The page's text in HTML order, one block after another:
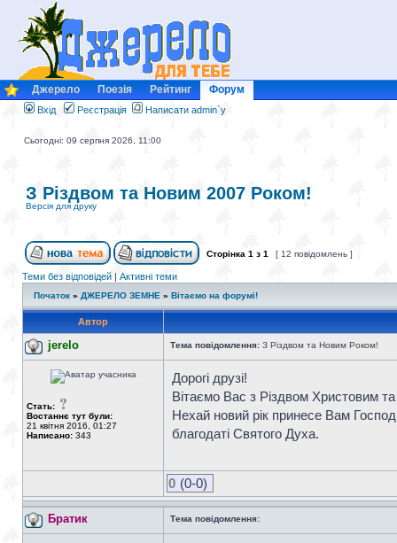
Джерело Поезія Рейтинг Форум
Вхід Реєстрація Написати admin`у
Сьогодні: 09 серпня 2026, 11:00
З Різдвом та Новим 2007 Роком!
Версія для друку
Сторінка 1 з 1 [ 12 повідомлень ]
Теми без відповідей | Активні теми
Початок » ДЖЕРЕЛО ЗЕМНЕ » Вітаємо на форумі!
Автор
jerelo Тема повідомлення: З Різдвом та Новим Роком!
Стать:
Востаннє тут були:
21 квітня 2016, 01:27
Написано: 343
Дорогі друзі!
Вітаємо Вас з Різдвом Христовим
Нехай новий рік принесе Вам
благодаті Святого Духа.
0 (0-0)
Братик Тема повідомлення: